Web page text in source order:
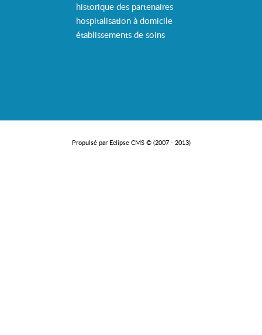
historique des partenaires
hospitalisation à domicile
établissements de soins
Propulsé par Eclipse CMS © (2007 - 2013)